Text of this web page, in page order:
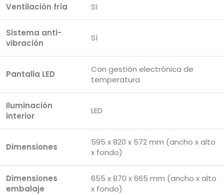
Ventilación fría Sí
Sistema anti-
vibración
Sí
Pantalla LED
Con gestión electrónica de
temperatura
Iluminación
interior
LED
Dimensiones
595 x 820 x 572 mm (ancho x alto
x fondo)
Dimensiones
embalaje
655 x 870 x 665 mm (ancho x alto
x fondo)